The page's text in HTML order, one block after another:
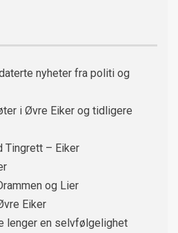
nyheter fra politi og
i Øvre Eiker og tidligere
Tingrett – Eiker
og Lier
Eiker
lenger en selvfølgelighet